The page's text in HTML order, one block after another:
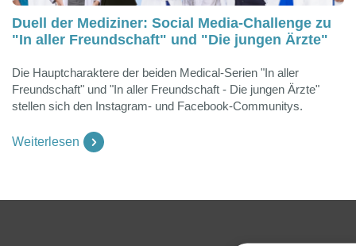
Duell der Mediziner: Social Media-Challenge zu
"In aller Freundschaft" und "Die jungen Ärzte"
Die Hauptcharaktere der beiden Medical-Serien "In aller
Freundschaft" und "In aller Freundschaft - Die jungen Ärzte"
stellen sich den Instagram- und Facebook-Communitys.
Weiterlesen